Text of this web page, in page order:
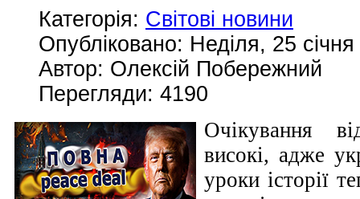
Категорія: Світові новини
Опубліковано: Неділя, 25
Автор: Олексій Побережний
Перегляди: 4190
Очікування
високі, адже
уроки історії